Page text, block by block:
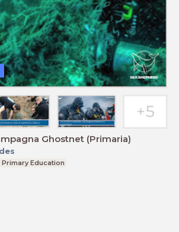
Ghostnet (Primaria)
Primary Education